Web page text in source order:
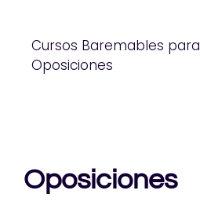
Cursos Baremables para
Oposiciones
Oposiciones